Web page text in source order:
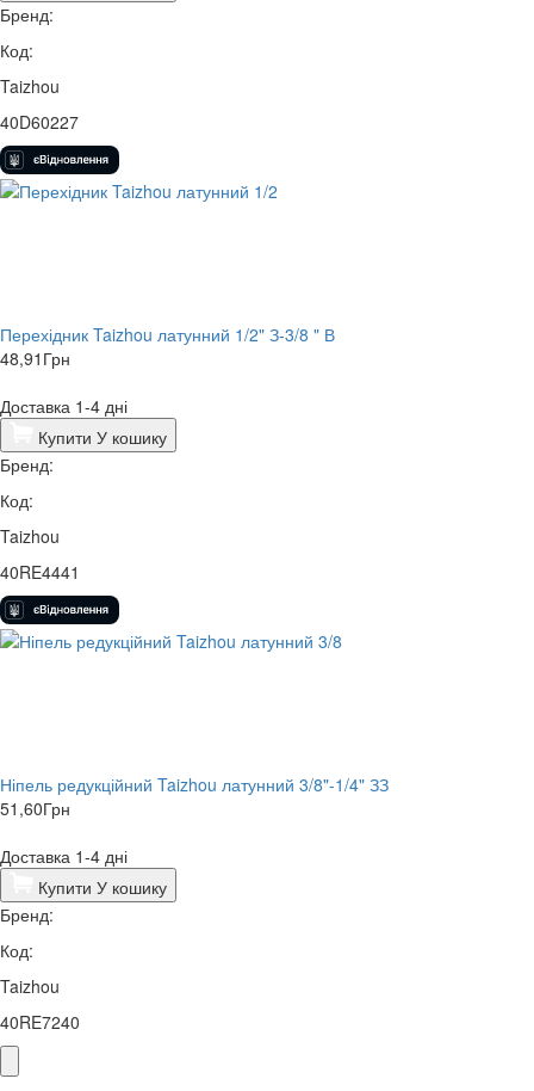
Бренд:
Код:
Taizhou
40D60227
Перехідник Taizhou латунний 1/2" З-3/8 " В
48,91 Грн
Доставка 1-4 дні
Купити У кошику
Бренд:
Код:
Taizhou
40RE4441
Ніпель редукційний Taizhou латунний 3/8"-1/4" ЗЗ
51,60Грн
Доставка 1-4 дні
Купити У кошику
Бренд:
Код:
Taizhou
40RE7240